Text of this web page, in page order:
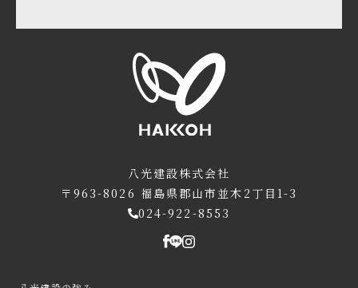
八光建設株式会社
〒963-8026 福島県郡山市並木2丁目1-3
024-922-8553